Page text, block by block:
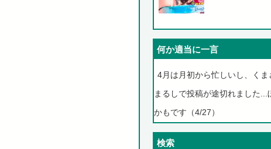
何か適当に一言
4月は月初から忙しいし、く
まるしで投稿が途切れました...
かもです（4/27）
検索